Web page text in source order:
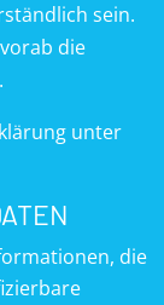
sein.
die
unter
die